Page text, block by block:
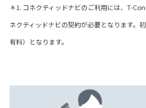
＊1. コネクティッドナビのご利用には、T-
ネクティッドナビの契約が必要となります。
有料）となります。